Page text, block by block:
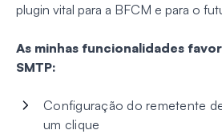
plugin vital para a BFCM e para o
As minhas funcionalidades
SMTP:
Configuração do remetente
um clique